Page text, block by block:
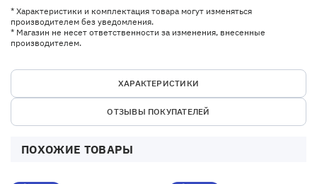
* Характеристики и комплектация товара могут изменяться
производителем без уведомления.
* Магазин не несет ответственности за изменения, внесенные
производителем.
ХАРАКТЕРИСТИКИ
ОТЗЫВЫ ПОКУПАТЕЛЕЙ
ПОХОЖИЕ ТОВАРЫ